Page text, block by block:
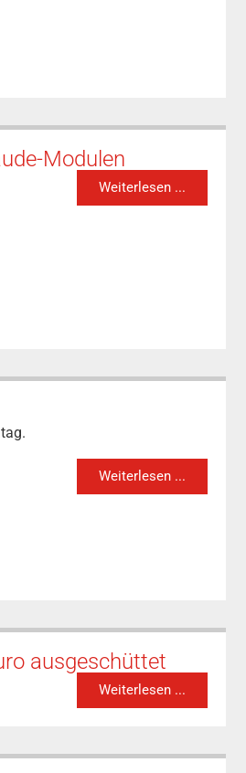
Modulen
Weiterlesen ...
Weiterlesen ...
ausgeschüttet
Weiterlesen ...